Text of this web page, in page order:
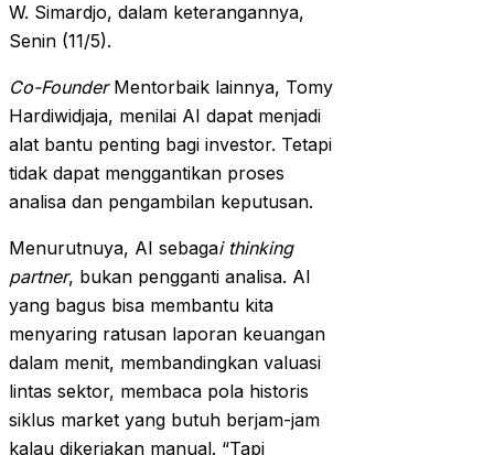
W. Simardjo, dalam keterangannya,
Senin (11/5).
Co-Founder Mentorbaik lainnya, Tomy
Hardiwidjaja, menilai AI dapat menjadi
alat bantu penting bagi investor. Tetapi
tidak dapat menggantikan proses
analisa dan pengambilan keputusan.
Menurutnuya, AI sebagai thinking
partner, bukan pengganti analisa. AI
yang bagus bisa membantu kita
menyaring ratusan laporan keuangan
dalam menit, membandingkan valuasi
lintas sektor, membaca pola historis
siklus market yang butuh berjam-jam
kalau dikerjakan manual. “Tapi